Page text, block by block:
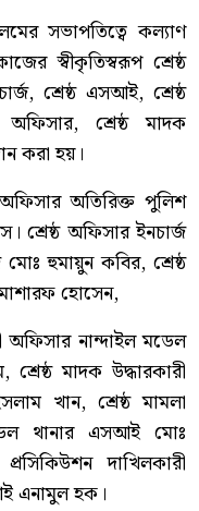
সভাপতিত্বে কল্যাণ
স্বীকৃতিস্বরূপ শ্রেষ্ঠ
শ্রেষ্ঠ এসআই, শ্রেষ্ঠ
শ্রেষ্ঠ মাদক
করা হয়।
অফিসার অতিরিক্ত পুলিশ
শ্রেষ্ঠ অফিসার ইনচার্জ
হুমায়ুন কবির, শ্রেষ্ঠ
হোসেন,
অফিসার নান্দাইল মডেল
মাদক উদ্ধারকারী
খান, শ্রেষ্ঠ মামলা
থানার এসআই মোঃ
দাখিলকারী
এনামুল হক।